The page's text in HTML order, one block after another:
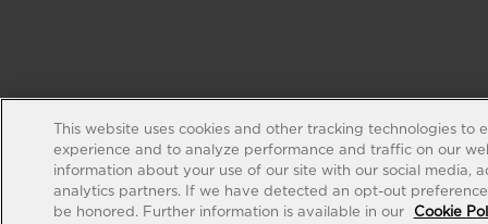
This website uses cookies and other tracking technologies to
experience and to analyze performance and traffic on our
information about your use of our site with our social media,
analytics partners. If we have detected an opt-out
be honored. Further information is available in our
Cookie